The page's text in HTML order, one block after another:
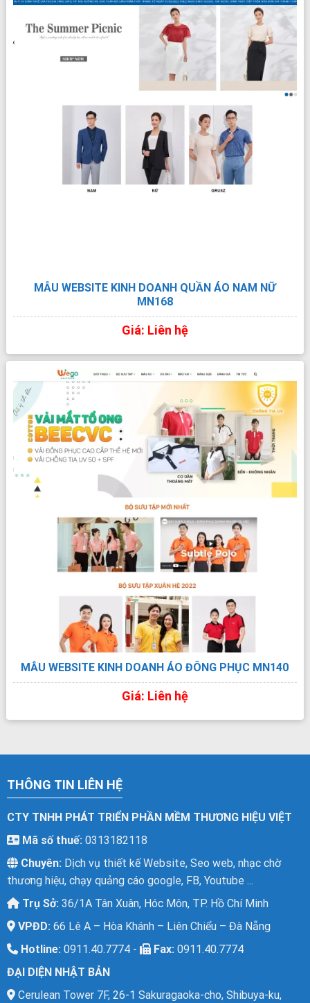
XEM TRỰC TIẾP XEM PDF CHI TIẾT
XEM TRỰC TIẾP XEM PDF CHI TIẾT
MẪU WEBSITE KINH DOANH QUẦN ÁO NAM NỮ
MN168
Giá: Liên hệ
MẪU WEBSITE KINH DOANH ÁO ĐÔNG PHỤC MN140
Giá: Liên hệ
THÔNG TIN LIÊN HỆ
CTY TNHH PHÁT TRIỂN PHẦN MỀM THƯƠNG HIỆU VIỆT
Mã số thuế:0313182118
Chuyên:Dịch vụ thiết kế Website, Seo web, nhạc chờ
thương hiệu, chạy quảng cáo google, FB, Youtube ...
Trụ Sở:36/1A Tân Xuân, Hóc Môn, TP. Hồ Chí Minh
VPĐD:66 Lê A – Hòa Khánh – Liên Chiểu – Đà Nẵng
Hotline:0911.40.7774 - Fax:0911.40.7774
ĐẠI DIỆN NHẬT BẢN
Cerulean Tower 7F, 26-1 Sakuragaoka-cho, Shibuya-ku,